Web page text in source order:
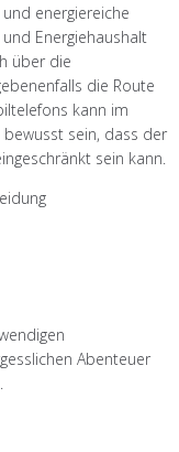
energiereiche
Energiehaushalt
über die
die Route
kann im
sein, dass der
sein kann.
Abenteuer